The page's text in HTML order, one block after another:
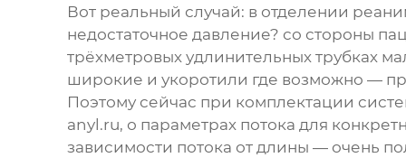
Вот реальный случай: в отделении
недостаточное давление? со стороны
трёхметровых удлинительных трубках
широкие и укоротили где возможно —
Поэтому сейчас при комплектации
anyl.ru, о параметрах потока для
зависимости потока от длины — очень